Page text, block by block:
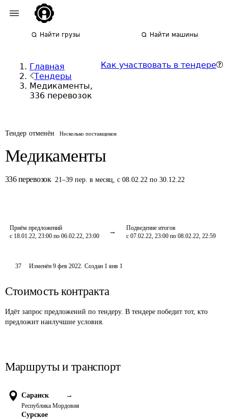
Найти грузы Найти машины
Главная
Тендеры
Медикаменты,
336 перевозок
Как участвовать в тендере
Тендер отменён Несколько поставщиков
Медикаменты
336 перевозок 21–39 пер. в месяц,с 08.02.22 по 30.12.22
Приём предложений
с 18.01.22, 23:00 по 06.02.22, 23:00
Подведение итогов
с 07.02.22, 23:00 по 08.02.22, 22:59
37 Изменён9 фев 2022. Создан 1 янв 1
Стоимость контракта
Идёт запрос предложений по тендеру. В тендере победит тот, кто
предложит наилучшие условия.
Маршруты и транспорт
Саранск →
Республика Мордовия
Сурское